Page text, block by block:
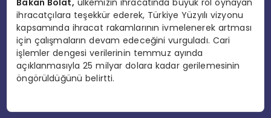
Bakan Bolat, ülkemizin ihracatında büyük rol oynayan
ihracatçılara teşekkür ederek, Türkiye Yüzyılı vizyonu
kapsamında ihracat rakamlarının ivmelenerek artması
için çalışmaların devam edeceğini vurguladı. Cari
işlemler dengesi verilerinin temmuz ayında
açıklanmasıyla 25 milyar dolara kadar gerilemesinin
öngörüldüğünü belirtti.